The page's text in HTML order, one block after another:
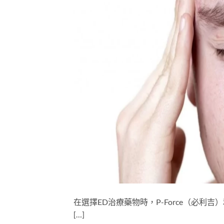
在選擇ED治療藥物時，P-Force（必利吉
[…]